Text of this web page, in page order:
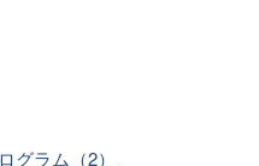
グラム（2）